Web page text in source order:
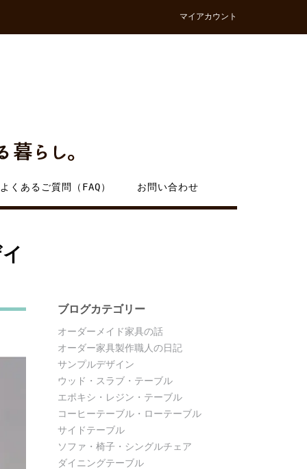
マイアカウント
よくあるご質問（FAQ） お問い合わせ
ブログカテゴリー
オーダーメイド家具の話
オーダー家具製作職人の日記
サンプルデザイン
ウッド・スラブ・テーブル
エポキシ・レジン・テーブル
コーヒーテーブル・ローテーブル
サイドテーブル
ソファ・椅子・シングルチェア
ダイニングテーブル